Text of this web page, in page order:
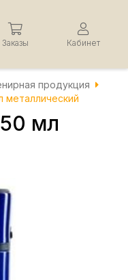
Заказы Кабинет
продукция
металлический
мл